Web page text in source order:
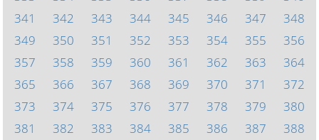
341
342 343 344 345 346 347
348
349
350 351 352 353 354 355
356
357
358 359 360 361 362 363
364
365
366 367 368 369 370 371
372
373
374 375 376 377 378 379
380
381
382 383 384 385 386 387 388